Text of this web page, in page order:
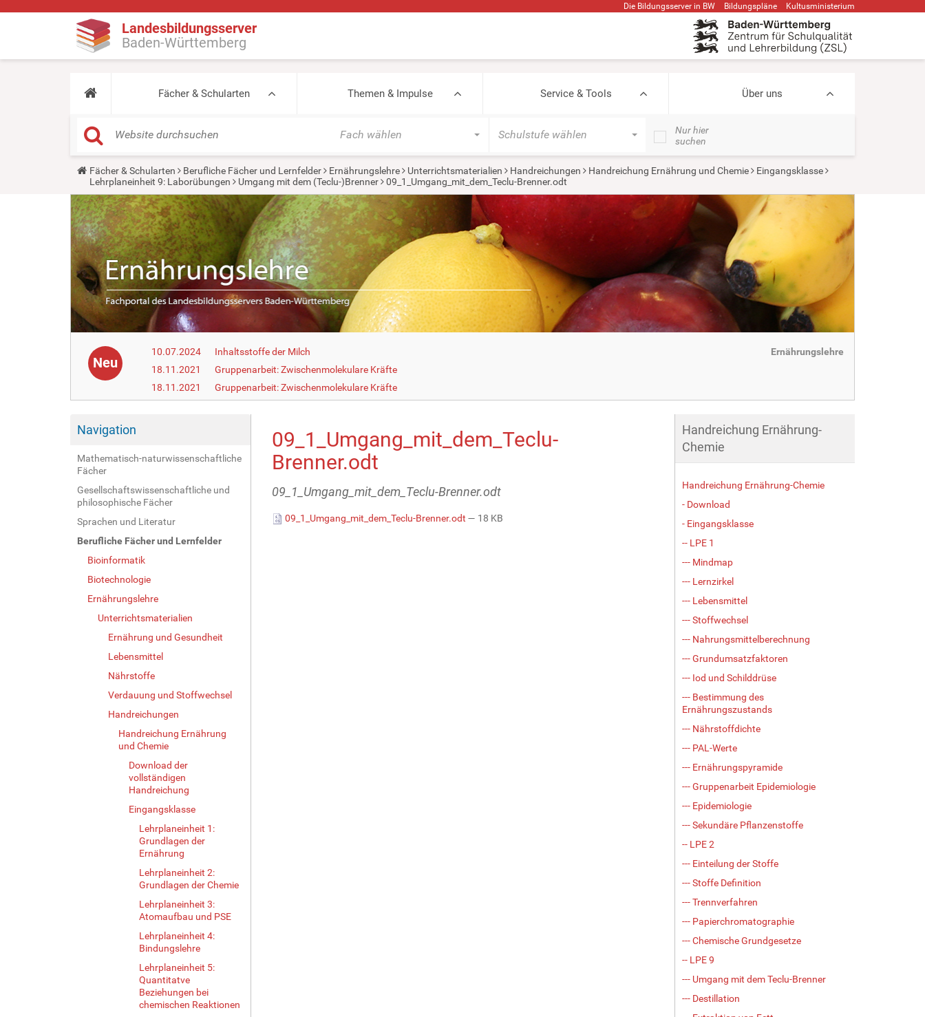
Die Bildungsserver in BW Bildungspläne Kultusministerium
Landesbildungsserver
Baden-Württemberg
Fächer & Schularten Themen & Impulse Service & Tools Über uns
Fach wählen Schulstufe wählen
Nur hier
suchen
Y
u
a
r
e
h
e
r
e
:
Fächer & Schularten Berufliche Fächer und Lernfelder Ernährungslehre Unterrichtsmaterialien Handreichungen Handreichung Ernährung und Chemie
Eingangsklasse
Lehrplaneinheit 9: Laborübungen
Umgang mit dem (Teclu-)Brenner 09_1_Umgang_mit_dem_Teclu-Brenner.odt
Neu
10.07.2024
Inhaltsstoffe der Milch
18.11.2021
Gruppenarbeit: Zwischenmolekulare Kräfte
18.11.2021
Gruppenarbeit: Zwischenmolekulare Kräfte
Ernährungslehre
Navigation
Mathematisch-naturwissenschaftliche
Fächer
Gesellschaftswissenschaftliche und
philosophische Fächer
Sprachen und Literatur
Berufliche Fächer und Lernfelder
Bioinformatik
Biotechnologie
Ernährungslehre
Unterrichtsmaterialien
Ernährung und Gesundheit
Lebensmittel
Nährstoffe
Verdauung und Stoffwechsel
Handreichungen
Handreichung Ernährung
und Chemie
Download der
vollständigen
Handreichung
Eingangsklasse
Lehrplaneinheit 1:
Grundlagen der
Ernährung
Lehrplaneinheit 2:
Grundlagen der Chemie
Lehrplaneinheit 3:
Atomaufbau und PSE
Lehrplaneinheit 4:
Bindungslehre
Lehrplaneinheit 5:
Quantitatve
Beziehungen bei
chemischen Reaktionen
09_1_Umgang_mit_dem_Teclu-
Brenner.odt
09_1_Umgang_mit_dem_Teclu-Brenner.odt
09_1_Umgang_mit_dem_Teclu-Brenner.odt — 18 KB
Handreichung Ernährung-
Chemie
Handreichung Ernährung-Chemie
- Download
- Eingangsklasse
-- LPE 1
--- Mindmap
--- Lernzirkel
--- Lebensmittel
--- Stoffwechsel
--- Nahrungsmittelberechnung
--- Grundumsatzfaktoren
--- Iod und Schilddrüse
--- Bestimmung des
Ernährungszustands
--- Nährstoffdichte
--- PAL-Werte
--- Ernährungspyramide
--- Gruppenarbeit Epidemiologie
--- Epidemiologie
--- Sekundäre Pflanzenstoffe
-- LPE 2
--- Einteilung der Stoffe
--- Stoffe Definition
--- Trennverfahren
--- Papierchromatographie
--- Chemische Grundgesetze
-- LPE 9
--- Umgang mit dem Teclu-Brenner
--- Destillation